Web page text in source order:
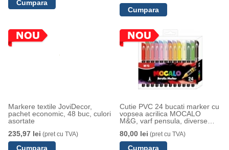
Markere textile JoviDecor,
pachet economic, 48 buc, culori
asortate
235,97 lei (pret cu TVA)
Cutie PVC 24 bucati marker cu
vopsea acrilica MOCALO
M&G, varf pensula, diverse
80,00 lei (pret cu TVA)